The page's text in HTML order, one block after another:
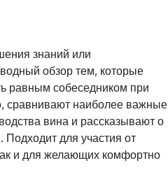
знаний или
обзор тем, которые
равным собеседником при
сравнивают наиболее важные
вина и рассказывают о
Подходит для участия от
и для желающих комфортно